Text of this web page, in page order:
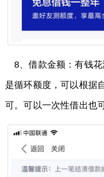
8、借款金额：有钱
是循环额度，可以根据
可。可以一次性借出也